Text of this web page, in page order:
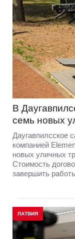
В
семь новых
Даугавпилсское
компанией
новых уличных
Стоимость
завершить
ЛАТВИЯ